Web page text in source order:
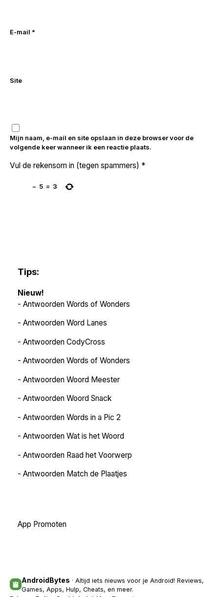
E-mail *
Site
Mijn naam, e-mail en site opslaan in deze browser voor de
volgende keer wanneer ik een reactie plaats.
Vul de rekensom in (tegen spammers) *
− 5 = 3
Tips:
Nieuw!
- Antwoorden Words of Wonders
- Antwoorden Word Lanes
- Antwoorden CodyCross
- Antwoorden Words of Wonders
- Antwoorden Woord Meester
- Antwoorden Woord Snack
- Antwoorden Words in a Pic 2
- Antwoorden Wat is het Woord
- Antwoorden Raad het Voorwerp
- Antwoorden Match de Plaatjes
App Promoten
AndroidBytes · Altijd iets nieuws voor je Android! Reviews,
Games, Apps, Hulp, Cheats, en meer.